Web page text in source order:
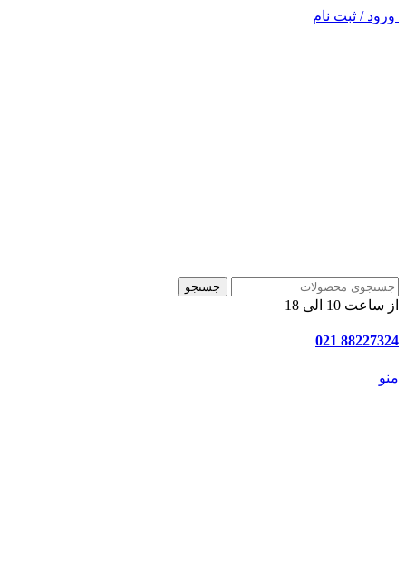
ورود / ثبت نام
جستجو
از ساعت 10 الی 18
88227324 021
منو